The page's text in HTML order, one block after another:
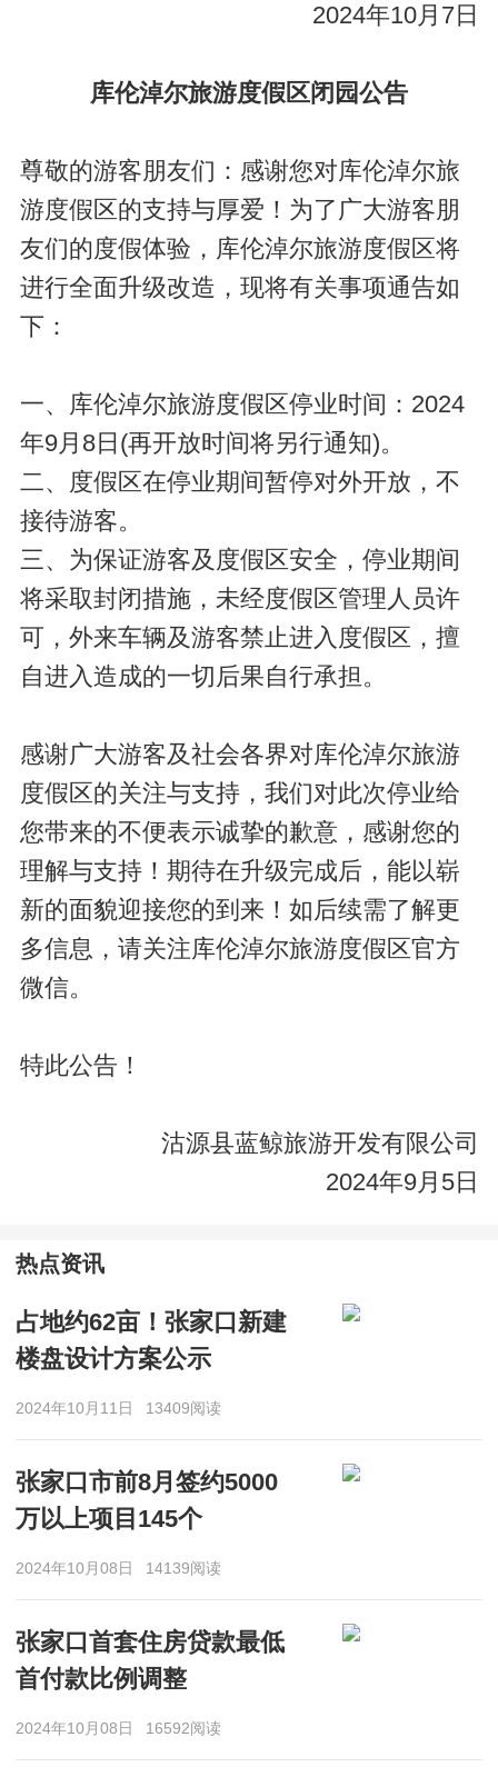
2024年10月7日
库伦淖尔旅游度假区闭园公告
尊敬的游客朋友们：感谢您对库伦淖尔旅
游度假区的支持与厚爱！为了广大游客朋
友们的度假体验，库伦淖尔旅游度假区将
进行全面升级改造，现将有关事项通告如
下：
一、库伦淖尔旅游度假区停业时间：2024
年9月8日(再开放时间将另行通知)。
二、度假区在停业期间暂停对外开放，不
接待游客。
三、为保证游客及度假区安全，停业期间
将采取封闭措施，未经度假区管理人员许
可，外来车辆及游客禁止进入度假区，擅
自进入造成的一切后果自行承担。
感谢广大游客及社会各界对库伦淖尔旅游
度假区的关注与支持，我们对此次停业给
您带来的不便表示诚挚的歉意，感谢您的
理解与支持！期待在升级完成后，能以崭
新的面貌迎接您的到来！如后续需了解更
多信息，请关注库伦淖尔旅游度假区官方
微信。
特此公告！
沽源县蓝鲸旅游开发有限公司
2024年9月5日
热点资讯
占地约62亩！张家口新建
楼盘设计方案公示
2024年10月11日 13409阅读
张家口市前8月签约5000
万以上项目145个
2024年10月08日 14139阅读
张家口首套住房贷款最低
首付款比例调整
2024年10月08日 16592阅读